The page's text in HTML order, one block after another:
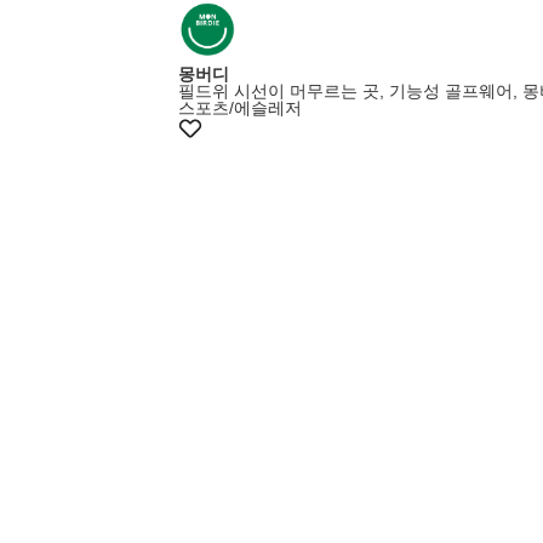
몽버디
필드위 시선이 머무르는 곳, 기능성 골프웨어, 몽
스포츠/에슬레저